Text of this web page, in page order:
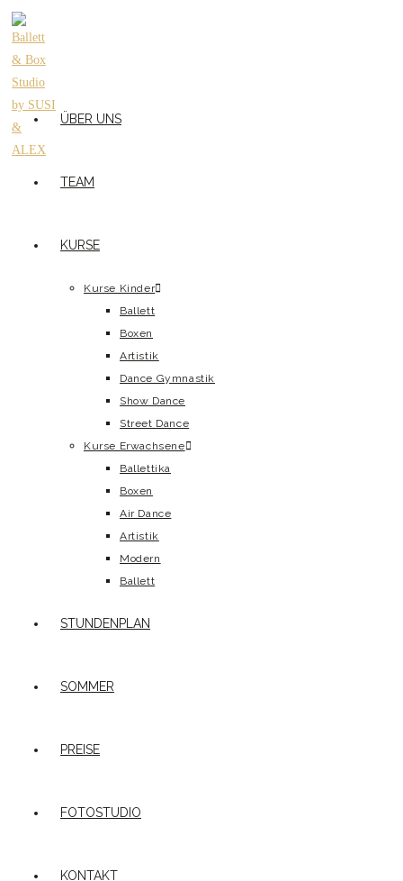
ÜBER UNS
TEAM
KURSE
Kurse Kinder
Ballett
Boxen
Artistik
Dance Gymnastik
Show Dance
Street Dance
Kurse Erwachsene
Ballettika
Boxen
Air Dance
Artistik
Modern
Ballett
STUNDENPLAN
SOMMER
PREISE
FOTOSTUDIO
KONTAKT